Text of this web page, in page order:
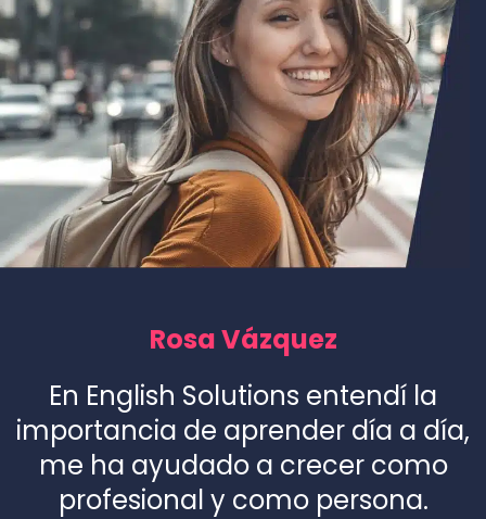
Rosa Vázquez
En English Solutions entendí la
importancia de aprender día a día,
me ha ayudado a crecer como
profesional y como persona.